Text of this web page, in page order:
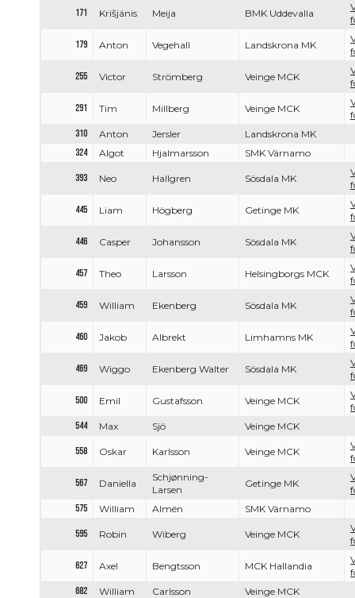
171 Krišjánis Meija BMK Uddevalla
179 Anton Vegehall Landskrona MK
255 Victor Strömberg Veinge MCK
291 Tim Millberg Veinge MCK
310
Anton Jersler
Landskrona MK
324
Algot Hjalmarsson SMK Värnamo
393 Neo Hallgren Sösdala MK
445 Liam Högberg Getinge MK
446 Casper Johansson Sösdala MK
457 Theo Larsson Helsingborgs MCK
459 William Ekenberg Sösdala MK
460 Jakob Albrekt Limhamns MK
469 Wiggo Ekenberg Walter Sösdala MK
500 Emil Gustafsson Veinge MCK
544
Max Sjö Veinge MCK
558 Oskar Karlsson Veinge MCK
567 Daniella
Schjønning-
Larsen
Getinge MK
575
William Almén SMK Värnamo
595 Robin Wiberg Veinge MCK
627 Axel Bengtsson MCK Hallandia
682
William Carlsson Veinge MCK